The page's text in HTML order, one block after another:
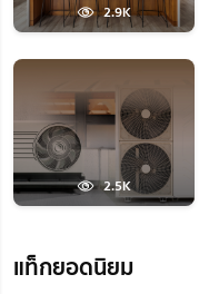
2.9K
2.5K
แท็กยอดนิยม